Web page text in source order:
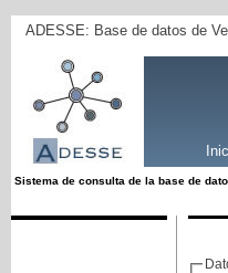
ADESSE: Base de datos de
Sistema de consulta de la base de